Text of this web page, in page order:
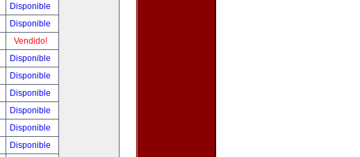
Disponible
Disponible
Vendido!
Disponible
Disponible
Disponible
Disponible
Disponible
Disponible